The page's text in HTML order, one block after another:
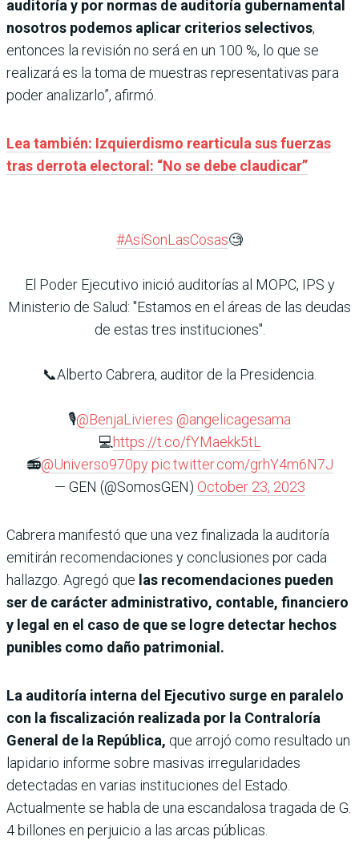
auditoría y por normas de auditoría gubernamental
nosotros podemos aplicar criterios selectivos,
entonces la revisión no será en un 100 %, lo que se
realizará es la toma de muestras representativas para
poder analizarlo”, afirmó.
Lea también: Izquierdismo rearticula sus fuerzas
tras derrota electoral: “No se debe claudicar”
#AsíSonLasCosas🧐
El Poder Ejecutivo inició auditorías al MOPC, IPS y
Ministerio de Salud: "Estamos en el áreas de las deudas
de estas tres instituciones".
📞Alberto Cabrera, auditor de la Presidencia.
🎙️@BenjaLivieres @angelicagesama
💻 https://t.co/fYMaekk5tL
📻@Universo970py pic.twitter.com/grhY4m6N7J
— GEN (@SomosGEN) October 23, 2023
Cabrera manifestó que una vez finalizada la auditoría
emitirán recomendaciones y conclusiones por cada
hallazgo. Agregó que las recomendaciones pueden
ser de carácter administrativo, contable, financiero
y legal en el caso de que se logre detectar hechos
punibles como daño patrimonial.
La auditoría interna del Ejecutivo surge en paralelo
con la fiscalización realizada por la Contraloría
General de la República, que arrojó como resultado un
lapidario informe sobre masivas irregularidades
detectadas en varias instituciones del Estado.
Actualmente se habla de una escandalosa tragada de G.
4 billones en perjuicio a las arcas públicas.